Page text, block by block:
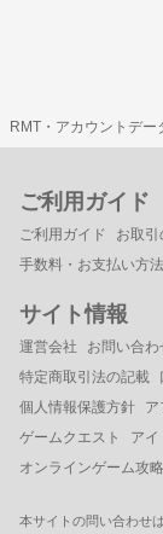
RMT・アカウントデー
ご利用ガイド
ご利用ガイド お取
手数料・お支払い方法
サイト情報
運営会社 お問い合わ
特定商取引法の記載
個人情報保護方針
ア
ゲームクエスト
アイ
オンラインゲーム攻
本サイトの問い合わせ